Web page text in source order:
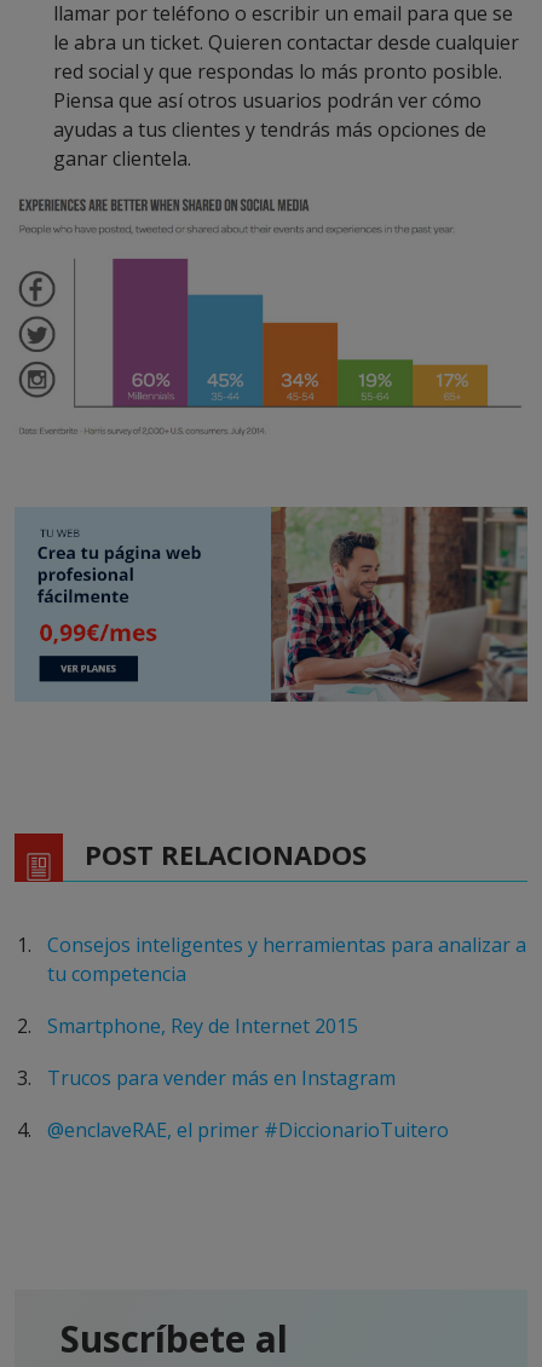
llamar por teléfono o escribir un email para que se
le abra un ticket. Quieren contactar desde cualquier
red social y que respondas lo más pronto posible.
Piensa que así otros usuarios podrán ver cómo
ayudas a tus clientes y tendrás más opciones de
ganar clientela.
POST RELACIONADOS
Consejos inteligentes y herramientas para analizar a
tu competencia
Smartphone, Rey de Internet 2015
Trucos para vender más en Instagram
@enclaveRAE, el primer #DiccionarioTuitero
Suscríbete al